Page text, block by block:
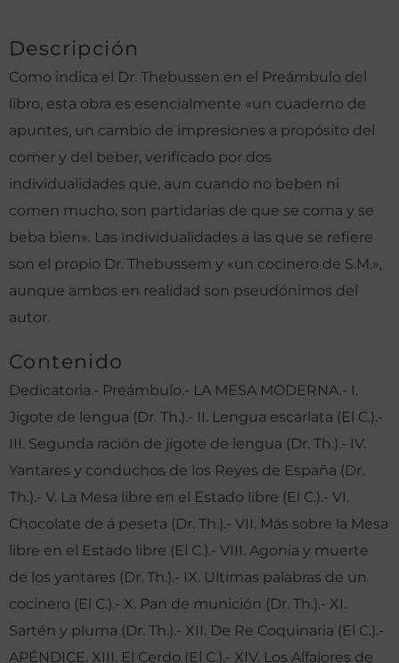
Descripción
Como indica el Dr. Thebussen en el Preámbulo del
libro, esta obra es esencialmente «un cuaderno de
apuntes, un cambio de impresiones a propósito del
comer y del beber, verificado por dos
individualidades que, aun cuando no beben ni
comen mucho, son partidarias de que se coma y se
beba bien». Las individualidades a las que se refiere
son el propio Dr. Thebussem y «un cocinero de S.M.»,
aunque ambos en realidad son pseudónimos del
autor.
Contenido
Dedicatoria.- Preámbulo.- LA MESA MODERNA.- I.
Jigote de lengua (Dr. Th.).- II. Lengua escarlata (El C.).-
III. Segunda ración de jigote de lengua (Dr. Th.).- IV.
Yantares y conduchos de los Reyes de España (Dr.
Th.).- V. La Mesa libre en el Estado libre (El C.).- VI.
Chocolate de á peseta (Dr. Th.).- VII. Más sobre la Mesa
libre en el Estado libre (El C.).- VIII. Agonía y muerte
de los yantares (Dr. Th.).- IX. Ultimas palabras de un
cocinero (El C.).- X. Pan de munición (Dr. Th.).- XI.
Sartén y pluma (Dr. Th.).- XII. De Re Coquinaria (El C.).-
APÉNDICE. XIII. El Cerdo (El C.).- XIV. Los Alfajores de